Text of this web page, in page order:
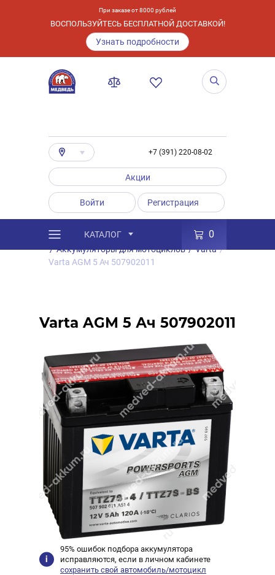
При заказе от 8000 рублей
ВОСПОЛЬЗУЙТЕСЬ БЕСПЛАТНОЙ ДОСТАВКОЙ!
Узнать подробности
+7 (391) 220-08-02
Акции
Войти Регистрация
КАТАЛОГ 0
Каталог / Товары
Аккумуляторы
/ Аккумуляторы для мотоциклов / Varta /
Varta AGM 5 Ач 507902011
Varta AGM 5 Ач 507902011
95% ошибок подбора аккумулятора
исправляются, если в личном кабинете
сохранить свой автомобиль/мотоцикл